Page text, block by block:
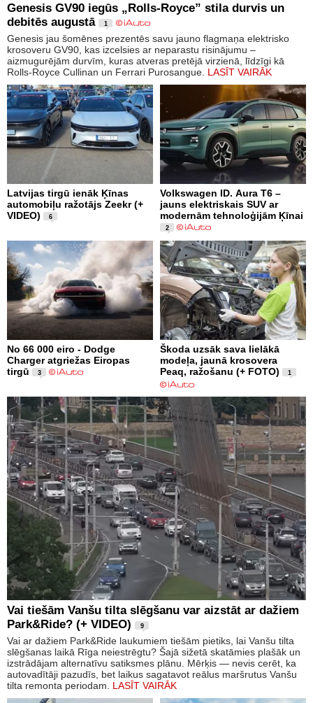
Genesis GV90 iegūs „Rolls-Royce” stila durvis un
debitēs augustā
1
Genesis jau šomēnes prezentēs savu jauno flagmaņa elektrisko
krosoveru GV90, kas izcelsies ar neparastu risinājumu –
aizmugurējām durvīm, kuras atveras pretējā virzienā, līdzīgi kā
Rolls-Royce Cullinan un Ferrari Purosangue. LASĪT VAIRĀK
Latvijas tirgū ienāk Ķīnas
automobiļu ražotājs Zeekr (+
VIDEO)
6
Volkswagen ID. Aura T6 –
jauns elektriskais SUV ar
modernām tehnoloģijām Ķīnai
2
No 66 000 eiro - Dodge
Charger atgriežas Eiropas
tirgū
3
Škoda uzsāk sava lielākā
modeļa, jaunā krosovera
Peaq, ražošanu (+ FOTO)
1
Vai tiešām Vanšu tilta slēgšanu var aizstāt ar dažiem
Park&Ride? (+ VIDEO)
9
Vai ar dažiem Park&Ride laukumiem tiešām pietiks, lai Vanšu tilta
slēgšanas laikā Rīga neiestrēgtu? Šajā sižetā skatāmies plašāk un
izstrādājam alternatīvu satiksmes plānu. Mērķis — nevis cerēt, ka
autovadītāji pazudīs, bet laikus sagatavot reālus maršrutus Vanšu
tilta remonta periodam. LASĪT VAIRĀK